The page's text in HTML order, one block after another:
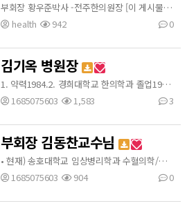
부회장 황우준박사 -전주한의원장 [이 게시물은 최고관리자님에 의해 2020-11-19 12:40:55 협회임원진에서 복사 됨]
health
942 0
김기옥 병원장
1. 약력1984.2. 경희대학교 한의학과 졸업1986.2. 경희대학교 대학원 한의학석사학위 취득 1994.2. 경희대학교 대학원 한의학박사학위 취득1987.9.-2009.8. 서울 신림동 남부한의원 원장 2007.5.-2008.11. 대한한의사협회 수석부회장 역임 1987.3.-1994.2. 동국대학교 한의학과 겸임교수 역임 1995.3.-1999.2. 대전대학교 한의학과 겸임교수 역임 2000.2.-2002.2. 가천대학교 한의학과 겸임교수 역임 2013.3.-2014.2. 한성대학교대학원 마약 …
1685075603
1,583 3
부회장 김동찬교수님
• 현재) 송호대학교 임상병리학과 수혈의학/의학 기생충학담당교수 • 현재) NGO Medipeace 이사 • 전) 서울대학교병원 진단검사의 학과 실장 •전) 미국 캘리포니아(Ut) 대학교 자연의학 •전) 영국 런던대학교 tropical medicine 연수 • 전) 미국 샌프란시스코병원 연수 • 전) 을지 대학교 임상병리학과 외래교수 • 전) 신한대학교, 청주대학교 외래교수 • 전) 대한수혈검사학회장
1685075603
904 0